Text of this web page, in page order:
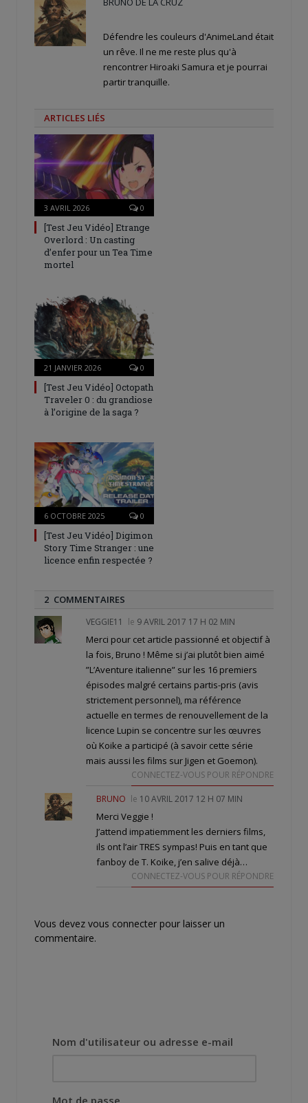
Défendre les couleurs d'AnimeLand était
un rêve. Il ne me reste plus qu'à
rencontrer Hiroaki Samura et je pourrai
partir tranquille.
ARTICLES LIÉS
3 AVRIL 2026 0
[Test Jeu Vidéo] Etrange
Overlord : Un casting
d’enfer pour un Tea Time
mortel
21 JANVIER 2026 0
[Test Jeu Vidéo] Octopath
Traveler 0 : du grandiose
à l’origine de la saga ?
6 OCTOBRE 2025 0
[Test Jeu Vidéo] Digimon
Story Time Stranger : une
licence enfin respectée ?
2 COMMENTAIRES
VEGGIE11 le 9 AVRIL 2017 17 H 02 MIN
Merci pour cet article passionné et objectif à
la fois, Bruno ! Même si j’ai plutôt bien aimé
”L’Aventure italienne” sur les 16 premiers
épisodes malgré certains partis-pris (avis
strictement personnel), ma référence
actuelle en termes de renouvellement de la
licence Lupin se concentre sur les œuvres
où Koike a participé (à savoir cette série
mais aussi les films sur Jigen et Goemon).
CONNECTEZ-VOUS POUR RÉPONDRE
BRUNO le 10 AVRIL 2017 12 H 07 MIN
Merci Veggie !
J’attend impatiemment les derniers films,
ils ont l’air TRES sympas! Puis en tant que
fanboy de T. Koike, j’en salive déjà…
CONNECTEZ-VOUS POUR RÉPONDRE
Vous devez vous connecter pour laisser un
commentaire.
Nom d'utilisateur ou adresse e-mail